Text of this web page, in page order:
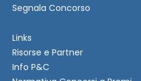
Segnala Concorso
Links
Risorse e Partner
Info P&C